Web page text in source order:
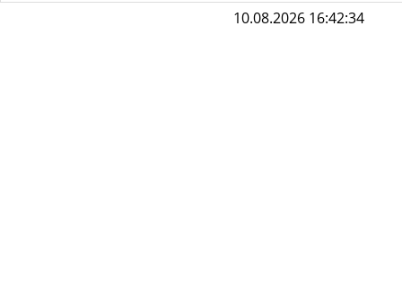
10.08.2026 16:42:34